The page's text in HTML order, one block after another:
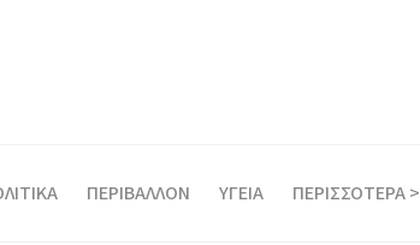
ΠΕΡΙΒΑΛΛΟΝ ΥΓΕΙΑ ΠΕΡΙΣΣΟΤΕΡΑ >